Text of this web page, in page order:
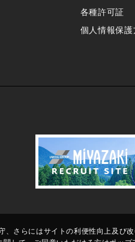
各種許可証
個人情報保護
、さらにはサイトの利便性向上及び